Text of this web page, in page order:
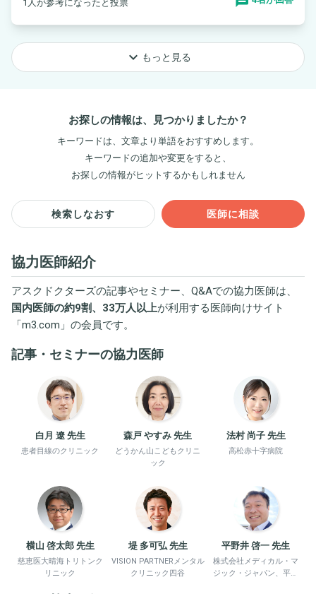
1人が参考になったと投票
keyboard_arrow_down もっと見る
お探しの情報は、見つかりましたか？
キーワードは、文章より単語をおすすめします。
キーワードの追加や変更をすると、
お探しの情報がヒットするかもしれません
検索しなおす 医師に相談
協力医師紹介
アスクドクターズの記事やセミナー、Q&Aでの協力医師は、
国内医師の約9割、33万人以上が利用する医師向けサイト
「m3.com 」の会員です。
記事・セミナーの協力医師
白月 遼 先生
患者目線のクリニック
森戸 やすみ 先生
どうかん山こどもクリニ
ック
法村 尚子 先生
高松赤十字病院
横山 啓太郎 先生
慈恵医大晴海トリトンク
リニック
堤 多可弘 先生
VISION PARTNERメンタル
クリニック四谷
平野井 啓一 先生
株式会社メディカル・マ
ジック・ジャパン、平野